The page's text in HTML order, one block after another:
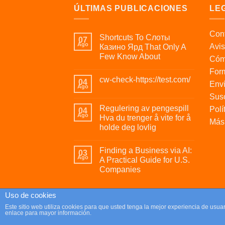
ÚLTIMAS PUBLICACIONES
07
Ago
Shortcuts To Слоты
Казино Ярд That Only A
Few Know About
04
Ago
cw-check-https://test.com/
04
Ago
Regulering av pengespill
Hva du trenger å vite for å
holde deg lovlig
03
Ago
Finding a Business via AI:
A Practical Guide for U.S.
Companies
Copyright 2026 ©Parafrikis.com
Tienda de regalos originales y muy frikis.
Uso de cookies
Este sitio web utiliza cookies para que usted tenga la mejor experiencia de
enlace para mayor información.